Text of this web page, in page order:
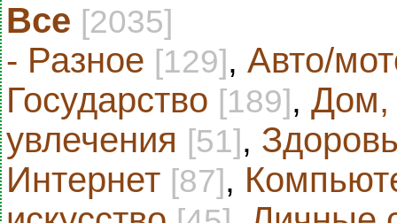
Все [2035]
- Разное [129], Авто/
Государство [189], Дом,
увлечения [51],
Интернет [87],